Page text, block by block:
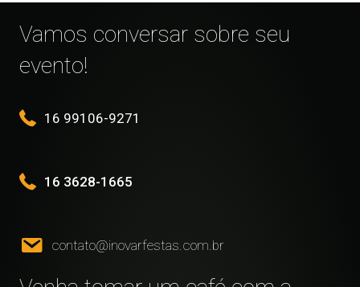
Vamos conversar sobre seu
evento!
16 99106-9271
16 3628-1665
contato@inovarfestas.com.br